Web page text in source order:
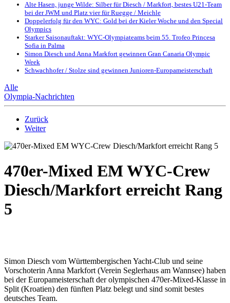
Alte Hasen, junge Wilde: Silber für Diesch / Markfort, bestes U21-Team
bei der JWM und Platz vier für Ruegge / Meichle
Doppelerfolg für den WYC: Gold bei der Kieler Woche und den Special
Olympics
Starker Saisonauftakt: WYC-Olympiateams beim 55. Trofeo Princesa
Sofia in Palma
Simon Diesch und Anna Markfort gewinnen Gran Canaria Olympic
Week
Schwachhofer / Stolze sind gewinnen Junioren-Europameisterschaft
Alle
Olympia-Nachrichten
Zurück
Weiter
470er-Mixed EM WYC-Crew
Diesch/Markfort erreicht Rang
5
Simon Diesch vom Württembergischen Yacht-Club und seine
Vorschoterin Anna Markfort (Verein Seglerhaus am Wannsee) haben
bei der Europameisterschaft der olympischen 470er-Mixed-Klasse in
Split (Kroatien) den fünften Platz belegt und sind somit bestes
deutsches Team.